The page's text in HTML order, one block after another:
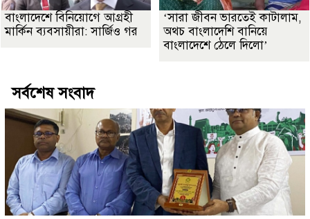
বাংলাদেশে বিনিয়োগে আগ্রহী
মার্কিন ব্যবসায়ীরা: সার্জিও গর
‘সারা জীবন ভারতেই কাটালাম,
অথচ বাংলাদেশি বানিয়ে
বাংলাদেশে ঠেলে দিলো’
সর্বশেষ সংবাদ